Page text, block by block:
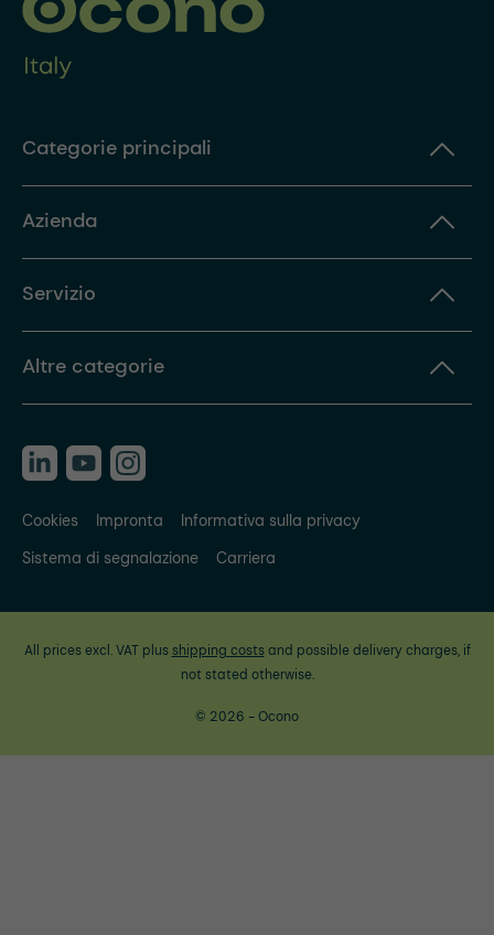
Categorie principali
Azienda
Servizio
Altre categorie
Cookies Impronta
Informativa sulla privacy
Sistema di segnalazione
Carriera
All prices excl. VAT plus shipping costsand possible delivery charges, if
not stated otherwise.
© 2026 - Ocono